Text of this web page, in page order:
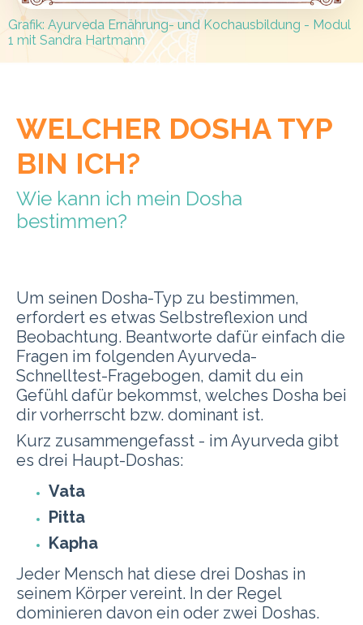
Grafik: Ayurveda Ernährung- und Kochausbildung - Modul
1 mit Sandra Hartmann
WELCHER DOSHA TYP
BIN ICH?
Wie kann ich mein Dosha
bestimmen?
Um seinen Dosha-Typ zu bestimmen,
erfordert es etwas Selbstreflexion und
Beobachtung. Beantworte dafür einfach die
Fragen im folgenden Ayurveda-
Schnelltest-Fragebogen, damit du ein
Gefühl dafür bekommst, welches Dosha bei
dir vorherrscht bzw. dominant ist.
Kurz zusammengefasst - im Ayurveda gibt
es drei Haupt-Doshas:
Vata
Pitta
Kapha
Jeder Mensch hat diese drei Doshas in
seinem Körper vereint. In der Regel
dominieren davon ein oder zwei Doshas.